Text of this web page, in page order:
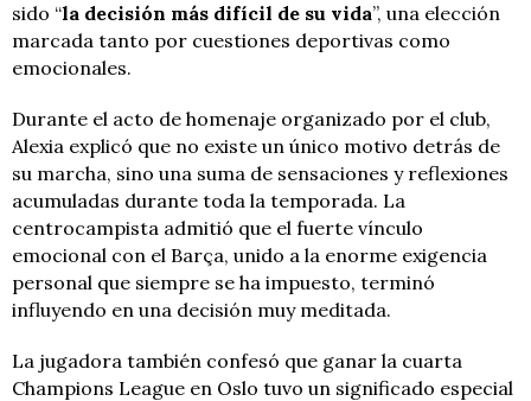
sido “la decisión más difícil de su vida”, una elección
marcada tanto por cuestiones deportivas como
emocionales.
Durante el acto de homenaje organizado por el club,
Alexia explicó que no existe un único motivo detrás de
su marcha, sino una suma de sensaciones y reflexiones
acumuladas durante toda la temporada. La
centrocampista admitió que el fuerte vínculo
emocional con el Barça, unido a la enorme exigencia
personal que siempre se ha impuesto, terminó
influyendo en una decisión muy meditada.
La jugadora también confesó que ganar la cuarta
Champions League en Oslo tuvo un significado especial